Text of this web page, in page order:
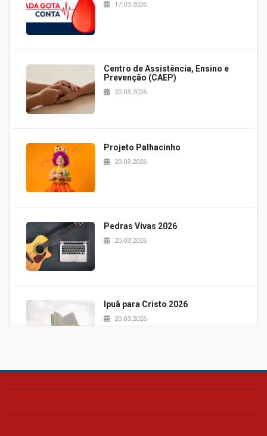
17.03.2026
Centro de Assistência, Ensino e
Prevenção (CAEP)
20.03.2026
Projeto Palhacinho
20.03.2026
Pedras Vivas 2026
20.03.2026
Ipuã para Cristo 2026
20.03.2026